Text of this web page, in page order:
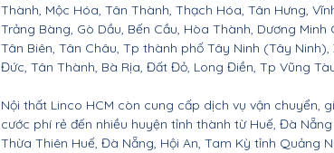
Thành, Mộc Hóa, Tân Thành, Thạch Hóa, Tân Hưng,
Trảng Bàng, Gò Dầu, Bến Cầu, Hòa Thành, Dương Minh
Tân Biên, Tân Châu, Tp thành phố Tây Ninh (Tây Ninh),
Đức, Tân Thành, Bà Rịa, Đất Đỏ, Long Điền, Tp Vũng
Nội thất Linco HCM còn cung cấp dịch vụ vận chuyển,
cước phí rẻ đến nhiều huyện tỉnh thành từ Huế, Đà
Thừa Thiên Huế, Đà Nẵng, Hội An, Tam Kỳ tỉnh Quảng